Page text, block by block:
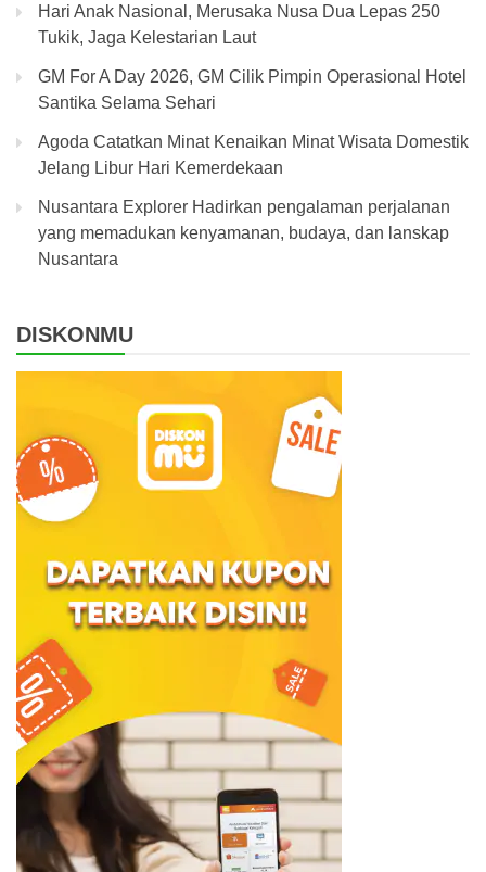
Hari Anak Nasional, Merusaka Nusa Dua Lepas 250
Tukik, Jaga Kelestarian Laut
GM For A Day 2026, GM Cilik Pimpin Operasional Hotel
Santika Selama Sehari
Agoda Catatkan Minat Kenaikan Minat Wisata Domestik
Jelang Libur Hari Kemerdekaan
Nusantara Explorer Hadirkan pengalaman perjalanan
yang memadukan kenyamanan, budaya, dan lanskap
Nusantara
DISKONMU